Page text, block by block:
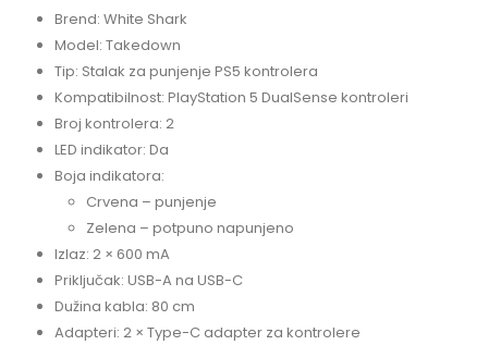
Brend: White Shark
Model: Takedown
Tip: Stalak za punjenje PS5 kontrolera
Kompatibilnost: PlayStation 5 DualSense kontroleri
Broj kontrolera: 2
LED indikator: Da
Boja indikatora:
Crvena – punjenje
Zelena – potpuno napunjeno
Izlaz: 2 × 600 mA
Priključak: USB-A na USB-C
Dužina kabla: 80 cm
Adapteri: 2 × Type-C adapter za kontrolere